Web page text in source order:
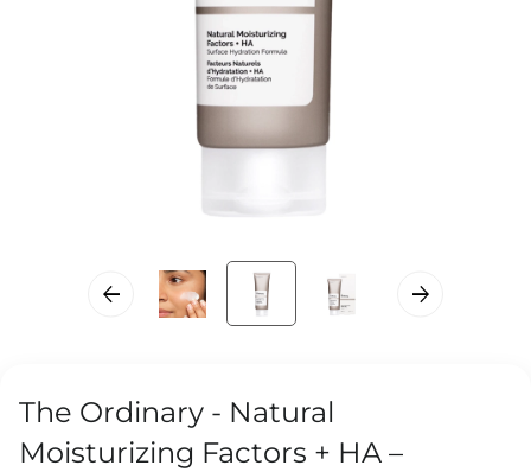
The Ordinary - Natural
Moisturizing Factors + HA –